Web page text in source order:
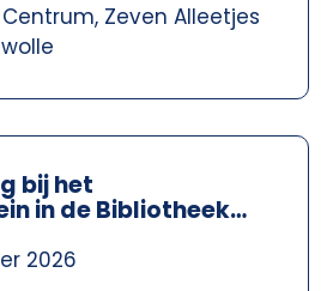
Zeven Alleetjes
bij het
in de Bibliotheek
2026